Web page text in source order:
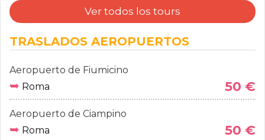
Ver todos los tours
TRASLADOS AEROPUERTOS
Aeropuerto de Fiumicino
➥ Roma 50 €
Aeropuerto de Ciampino
➥ Roma 50 €